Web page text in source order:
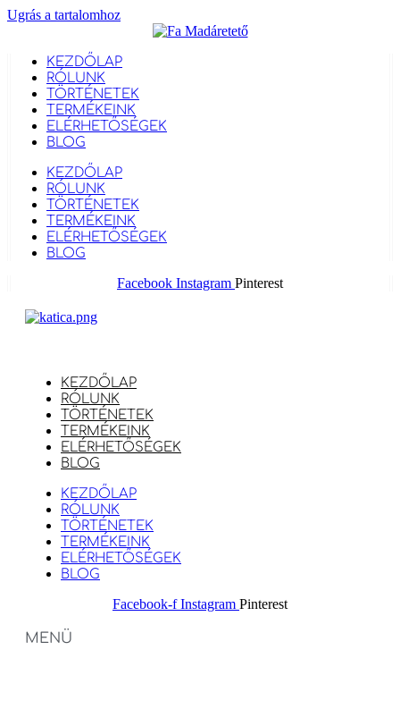
Ugrás a tartalomhoz
KEZDŐLAP
RÓLUNK
TÖRTÉNETEK
TERMÉKEINK
ELÉRHETŐSÉGEK
BLOG
KEZDŐLAP
RÓLUNK
TÖRTÉNETEK
TERMÉKEINK
ELÉRHETŐSÉGEK
BLOG
Facebook Instagram Pinterest
KEZDŐLAP
RÓLUNK
TÖRTÉNETEK
TERMÉKEINK
ELÉRHETŐSÉGEK
BLOG
KEZDŐLAP
RÓLUNK
TÖRTÉNETEK
TERMÉKEINK
ELÉRHETŐSÉGEK
BLOG
Facebook-f Instagram Pinterest
MENÜ